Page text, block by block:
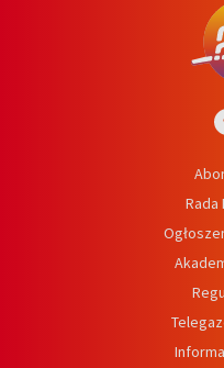
Rada